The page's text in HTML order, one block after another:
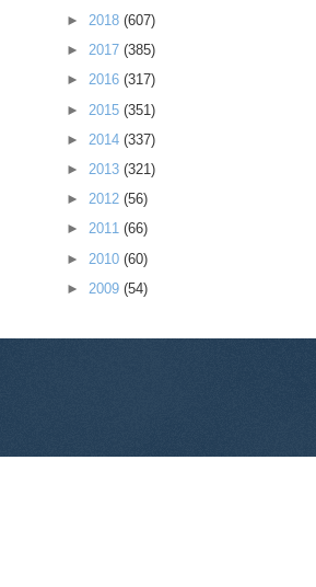
► 2018 (607)
► 2017 (385)
► 2016 (317)
► 2015 (351)
► 2014 (337)
► 2013 (321)
► 2012 (56)
► 2011 (66)
► 2010 (60)
► 2009 (54)